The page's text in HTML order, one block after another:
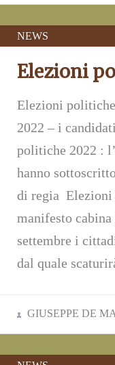
NEWS
Elezioni
Elezioni
2022 – i
politiche 2022 :
hanno
di regia Elezioni
manifesto
settembre i
dal quale
GIUSEPPE DE